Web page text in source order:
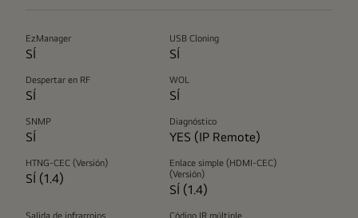
EzManager
SÍ
USB Cloning
SÍ
Despertar en RF
SÍ
WOL
SÍ
SNMP
SÍ
Diagnóstico
YES (IP Remote)
HTNG-CEC (Versión)
SÍ (1.4)
Enlace simple (HDMI-CEC)
(Versión)
SÍ (1.4)
Salida de infrarrojos Código IR múltiple